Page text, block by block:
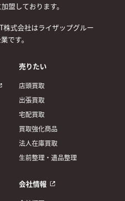
盟しております。
株式会社はライザップグルー
です。
売りたい
店頭買取
出張買取
宅配買取
買取強化商品
法人在庫買取
生前整理・遺品整理
会社情報